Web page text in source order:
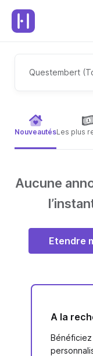
Questembert
NouveautésLes plus
Aucune
Etendre
A la